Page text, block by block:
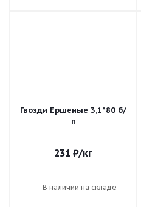
Гвозди Ершеные 3,1*80 б/
п
231 ₽/кг
В наличии на складе